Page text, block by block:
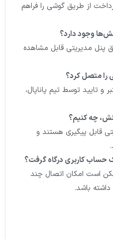
از طریق گوشی را فراهم
وجود دارد؟
پنل مدیریتی قابل مشاهده
را متصل کرد؟
و تایید توسط تیم پاناپال،
چه کنیم؟
قابل پیگیری هستند و
حساب کاربری درگاه گرفت؟
است امکان اتصال چند
باشد.